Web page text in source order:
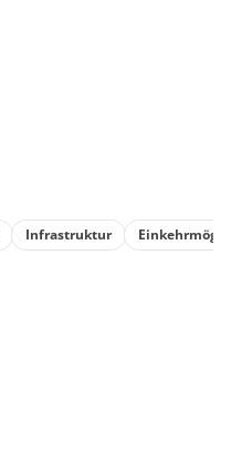
Infrastruktur